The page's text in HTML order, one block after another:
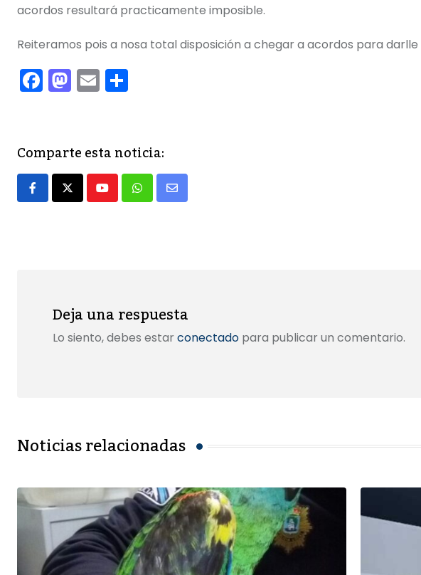
acordos resultará practicamente imposible.
Reiteramos pois a nosa total disposición a chegar a acordos para
F
a
e
b
o
M
a
o
d
o
E
m
l p
ar
tir
Comparte esta noticia:
YoutubeWhatsapp
Share
Deja una respuesta
Lo siento, debes estar conectado para publicar un comentario.
Noticias relacionadas